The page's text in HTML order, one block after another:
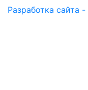
Разработка сайта -